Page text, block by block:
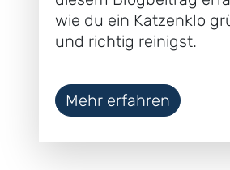
wie du ein Katzenklo
und richtig reinigst.
Mehr erfahren